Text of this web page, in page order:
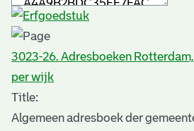
3023-26. Adresboeken
per wijk
Title:
Algemeen adresboek der